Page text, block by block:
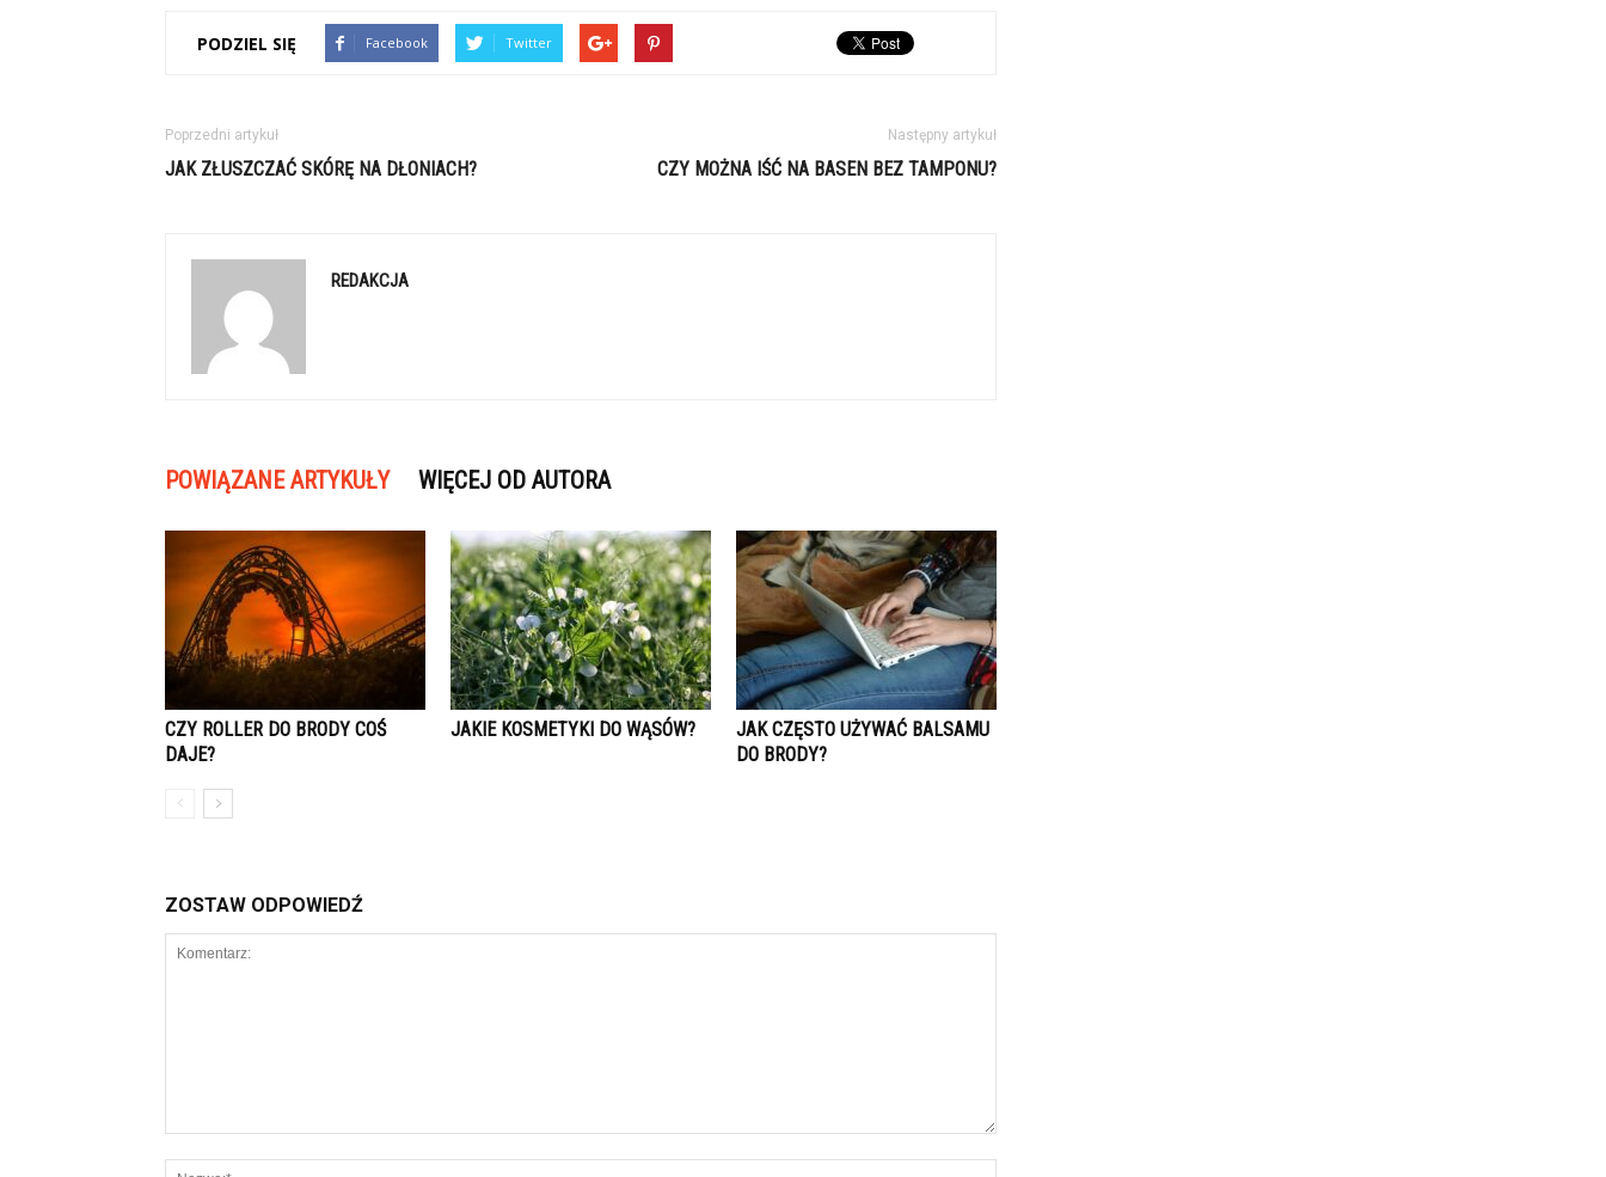
PODZIEL SIĘ Facebook Twitter
Poprzedni artykuł
JAK ZŁUSZCZAĆ SKÓRĘ NA DŁONIACH?
Następny artykuł
CZY MOŻNA IŚĆ NA BASEN BEZ TAMPONU?
REDAKCJA
POWIĄZANE ARTYKUŁY WIĘCEJ OD AUTORA
CZY ROLLER DO BRODY COŚ
DAJE?
JAKIE KOSMETYKI DO WĄSÓW?
JAK CZĘSTO UŻYWAĆ BALSAMU
DO BRODY?
ZOSTAW ODPOWIEDŹ